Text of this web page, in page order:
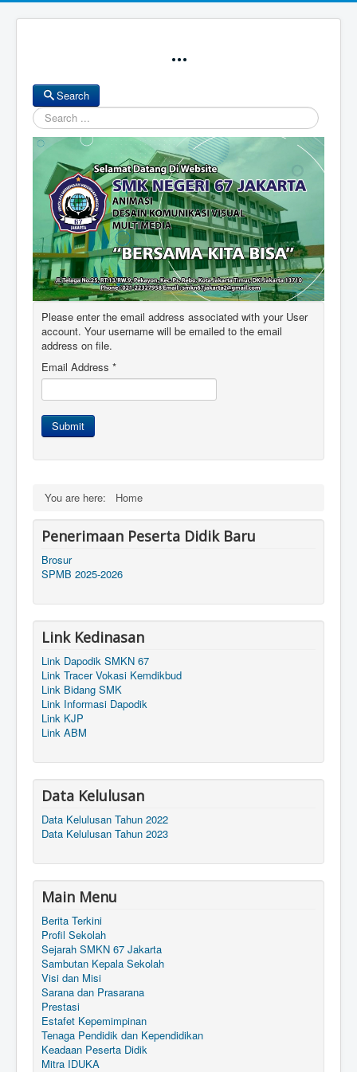
...
Search
Please enter the email address associated with your User
account. Your username will be emailed to the email
address on file.
Email Address *
Submit
You are here: Home
Penerimaan Peserta Didik Baru
Brosur
SPMB 2025-2026
Link Kedinasan
Link Dapodik SMKN 67
Link Tracer Vokasi Kemdikbud
Link Bidang SMK
Link Informasi Dapodik
Link KJP
Link ABM
Data Kelulusan
Data Kelulusan Tahun 2022
Data Kelulusan Tahun 2023
Main Menu
Berita Terkini
Profil Sekolah
Sejarah SMKN 67 Jakarta
Sambutan Kepala Sekolah
Visi dan Misi
Sarana dan Prasarana
Prestasi
Estafet Kepemimpinan
Tenaga Pendidik dan Kependidikan
Keadaan Peserta Didik
Mitra IDUKA